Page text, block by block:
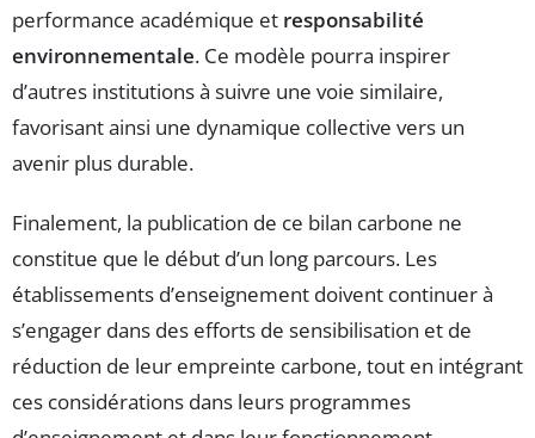
performance académique et responsabilité
environnementale. Ce modèle pourra inspirer
d’autres institutions à suivre une voie similaire,
favorisant ainsi une dynamique collective vers un
avenir plus durable.
Finalement, la publication de ce bilan carbone ne
constitue que le début d’un long parcours. Les
établissements d’enseignement doivent continuer à
s’engager dans des efforts de sensibilisation et de
réduction de leur empreinte carbone, tout en intégrant
ces considérations dans leurs programmes